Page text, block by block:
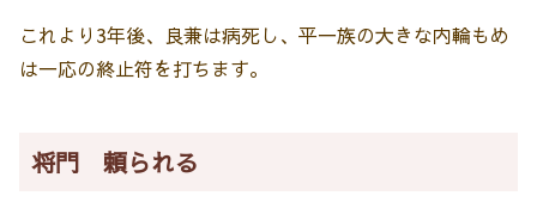
これより3年後、良兼は病死し、平一族の大きな内輪もめ
は一応の終止符を打ちます。
将門 頼られる